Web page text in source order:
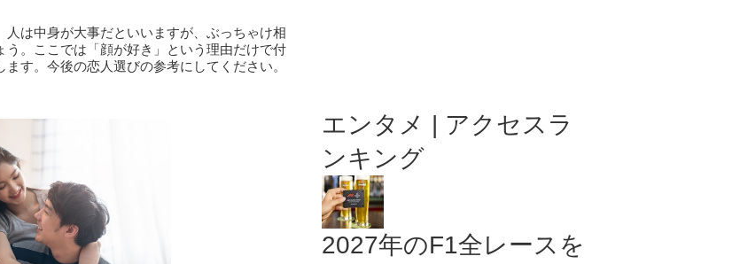
は中身が大事だといいますが、ぶっちゃけ相
。ここでは「顔が好き」という理由だけで付
す。今後の恋人選びの参考にしてください。
エンタメ | アクセスラ
ンキング
2027年のF1全レースを